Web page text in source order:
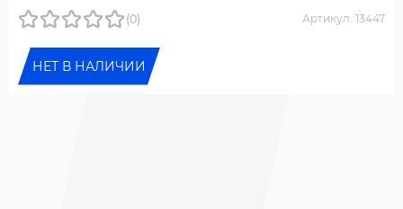
(0) Артикул: 13447
НЕТ В НАЛИЧИИ